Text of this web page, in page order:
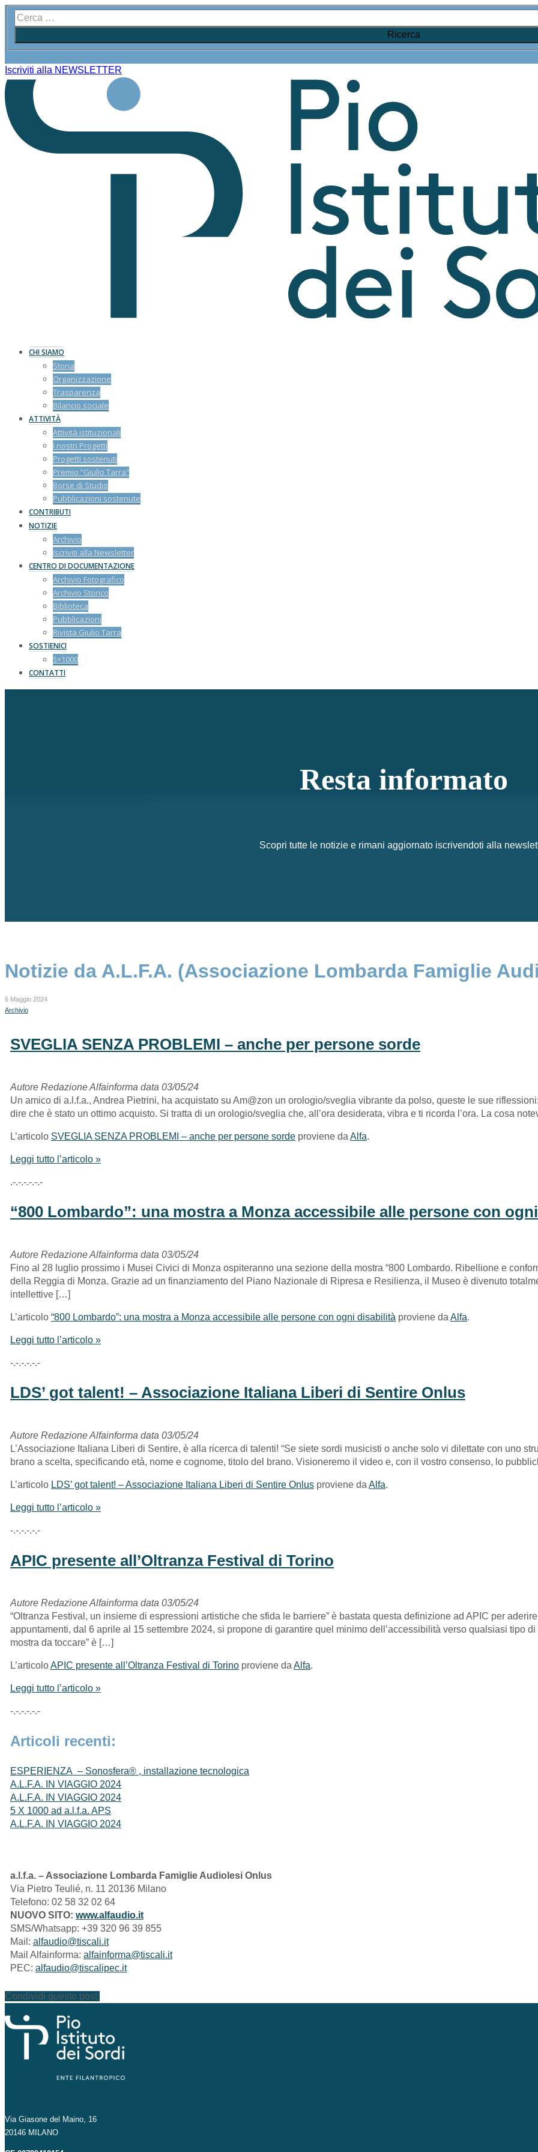
Iscriviti alla NEWSLETTER
CHI SIAMO
Storia
Organizzazione
Trasparenza
Bilancio sociale
ATTIVITÀ
Attività istituzionali
I nostri Progetti
Progetti sostenuti
Premio “Giulio Tarra”
Borse di Studio
Pubblicazioni sostenute
CONTRIBUTI
NOTIZIE
Archivio
Iscriviti alla Newsletter
CENTRO DI DOCUMENTAZIONE
Archivio Fotografico
Archivio Storico
Biblioteca
Pubblicazioni
Rivista Giulio Tarra
SOSTIENICI
5×1000
CONTATTI
Resta informato
Scopri tutte le notizie e rimani aggiornato iscrivendoti alla
Notizie da A.L.F.A. (Associazione Lombarda Famiglie
6 Maggio 2024
Archivio
SVEGLIA SENZA PROBLEMI – anche per persone sorde
Autore Redazione Alfainforma data 03/05/24
Un amico di a.l.f.a., Andrea Pietrini, ha acquistato su Am@zon un orologio/sveglia vibrante da polso, queste le sue
dire che è stato un ottimo acquisto. Si tratta di un orologio/sveglia che, all’ora desiderata, vibra e ti ricorda l’ora. La cosa
L’articolo SVEGLIA SENZA PROBLEMI – anche per persone sorde proviene da Alfa.
Leggi tutto l’articolo »
.-.-.-.-.-.-
“800 Lombardo”: una mostra a Monza accessibile alle persone con
Autore Redazione Alfainforma data 03/05/24
Fino al 28 luglio prossimo i Musei Civici di Monza ospiteranno una sezione della mostra “800 Lombardo. Ribellione e
della Reggia di Monza. Grazie ad un finanziamento del Piano Nazionale di Ripresa e Resilienza, il Museo è divenuto
intellettive […]
L’articolo “800 Lombardo”: una mostra a Monza accessibile alle persone con ogni disabilità proviene da Alfa.
Leggi tutto l’articolo »
-.-.-.-.-.-
LDS’ got talent! – Associazione Italiana Liberi di Sentire Onlus
Autore Redazione Alfainforma data 03/05/24
L’Associazione Italiana Liberi di Sentire, è alla ricerca di talenti! “Se siete sordi musicisti o anche solo vi dilettate con uno
brano a scelta, specificando età, nome e cognome, titolo del brano. Visioneremo il video e, con il vostro consenso, lo
L’articolo LDS’ got talent! – Associazione Italiana Liberi di Sentire Onlus proviene da Alfa.
Leggi tutto l’articolo »
-.-.-.-.-.-
APIC presente all’Oltranza Festival di Torino
Autore Redazione Alfainforma data 03/05/24
“Oltranza Festival, un insieme di espressioni artistiche che sfida le barriere” è bastata questa definizione ad APIC per
appuntamenti, dal 6 aprile al 15 settembre 2024, si propone di garantire quel minimo dell’accessibilità verso qualsiasi tipo
mostra da toccare” è […]
L’articoloAPIC presente all’Oltranza Festival di Torino proviene da Alfa.
Leggi tutto l’articolo »
-.-.-.-.-.-
Articoli recenti:
ESPERIENZA – Sonosfera® , installazione tecnologica
A.L.F.A. IN VIAGGIO 2024
A.L.F.A. IN VIAGGIO 2024
5 X 1000 ad a.l.f.a. APS
A.L.F.A. IN VIAGGIO 2024
a.l.f.a. – Associazione Lombarda Famiglie Audiolesi Onlus
Via Pietro Teulié, n. 11 20136 Milano
Telefono: 02 58 32 02 64
NUOVO SITO: www.alfaudio.it
SMS/Whatsapp: +39 320 96 39 855
Mail: alfaudio@tiscali.it
Mail Alfainforma: alfainforma@tiscali.it
PEC: alfaudio@tiscalipec.it
Condividi questo post:
Via Giasone del Maino, 16
20146 MILANO